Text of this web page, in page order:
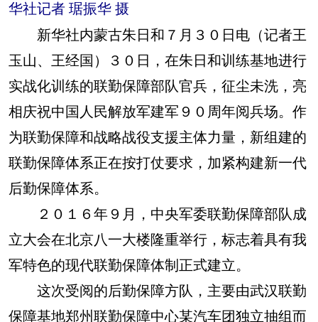
华社记者 琚振华 摄
新华社内蒙古朱日和７月３０日电（记者王
玉山、王经国）３０日，在朱日和训练基地进行
实战化训练的联勤保障部队官兵，征尘未洗，亮
相庆祝中国人民解放军建军９０周年阅兵场。作
为联勤保障和战略战役支援主体力量，新组建的
联勤保障体系正在按打仗要求，加紧构建新一代
后勤保障体系。
２０１６年９月，中央军委联勤保障部队成
立大会在北京八一大楼隆重举行，标志着具有我
军特色的现代联勤保障体制正式建立。
这次受阅的后勤保障方队，主要由武汉联勤
保障基地郑州联勤保障中心某汽车团独立抽组而